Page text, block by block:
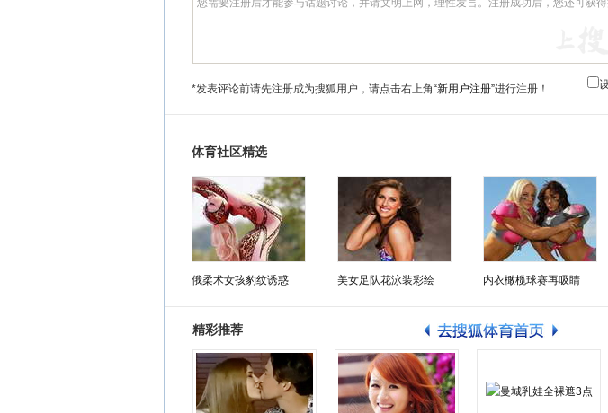
*发表评论前请先注册成为搜狐用户，请点击右上角“新用户注册”进行注册！
体育社区精选
俄柔术女孩豹纹诱惑 美女足队花泳装彩绘 内衣橄榄球赛再吸睛
精彩推荐